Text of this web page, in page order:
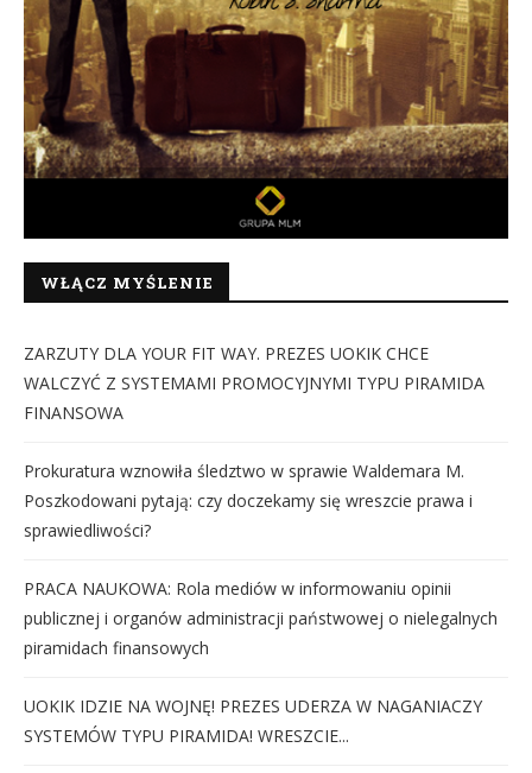
WŁĄCZ MYŚLENIE
ZARZUTY DLA YOUR FIT WAY. PREZES UOKIK CHCE
WALCZYĆ Z SYSTEMAMI PROMOCYJNYMI TYPU PIRAMIDA
FINANSOWA
Prokuratura wznowiła śledztwo w sprawie Waldemara M.
Poszkodowani pytają: czy doczekamy się wreszcie prawa i
sprawiedliwości?
PRACA NAUKOWA: Rola mediów w informowaniu opinii
publicznej i organów administracji państwowej o nielegalnych
piramidach finansowych
UOKIK IDZIE NA WOJNĘ! PREZES UDERZA W NAGANIACZY
SYSTEMÓW TYPU PIRAMIDA! WRESZCIE...